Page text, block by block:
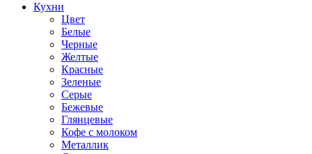
Кухни
Цвет
Белые
Черные
Желтые
Красные
Зеленые
Серые
Бежевые
Глянцевые
Кофе с молоком
Металлик